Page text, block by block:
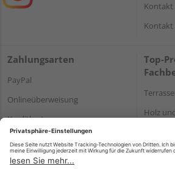
Kontakt
Kontakt
Zahlungsarten
PayPal
Onlineüberweisung
Kreditkarte
*Bonität vorausgesetzt
Top-
Holz